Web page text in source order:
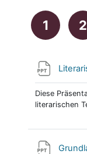
1 2
Diese
literarischen